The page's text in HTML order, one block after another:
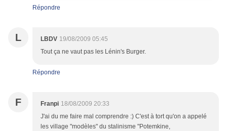
Répondre
L LBDV 19/08/2009 05:45
Tout ça ne vaut pas les Lénin's Burger.
Répondre
F Franpi 18/08/2009 20:33
J'ai du me faire mal comprendre :) C'est à tort qu'on a appelé
les village "modèles" du stalinisme "Potemkine,